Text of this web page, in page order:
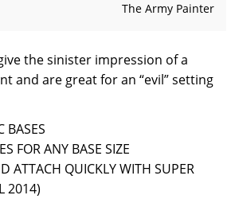
The Army Painter
the sinister impression of a
and are great for an “evil” setting
BASES
FOR ANY BASE SIZE
ATTACH QUICKLY WITH SUPER
2014)